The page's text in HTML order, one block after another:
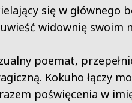
się w głównego
widownię swoim
poemat,
Kokuho łączy
poświęcenia w